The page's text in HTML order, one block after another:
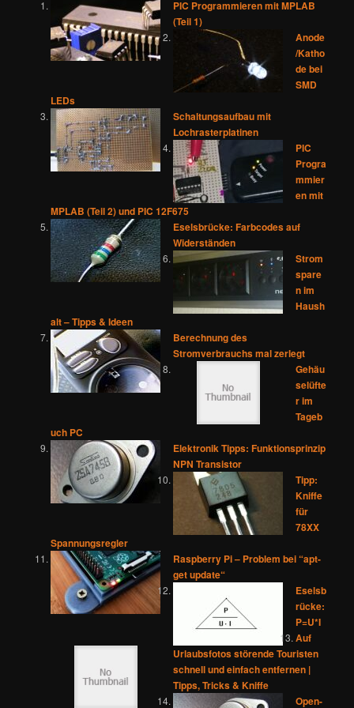
PIC Programmieren mit MPLAB
(Teil 1)
Anode
/Katho
de bei
SMD
LEDs
Schaltungsaufbau mit
Lochrasterplatinen
PIC
Progra
mmier
en mit
MPLAB (Teil 2) und PIC 12F675
Eselsbrücke: Farbcodes auf
Widerständen
Strom
spare
n im
Haush
alt – Tipps & Ideen
Berechnung des
Stromverbrauchs mal zerlegt
Gehäu
selüfte
r im
Tageb
uch PC
Elektronik Tipps: Funktionsprinzip
NPN Transistor
Tipp:
Kniffe
für
78XX
Spannungsregler
Raspberry Pi – Problem bei “apt-
get update“
Eselsb
rücke:
P=U*I
Auf
Urlaubsfotos störende Touristen
schnell und einfach entfernen |
Tipps, Tricks & Kniffe
Open-